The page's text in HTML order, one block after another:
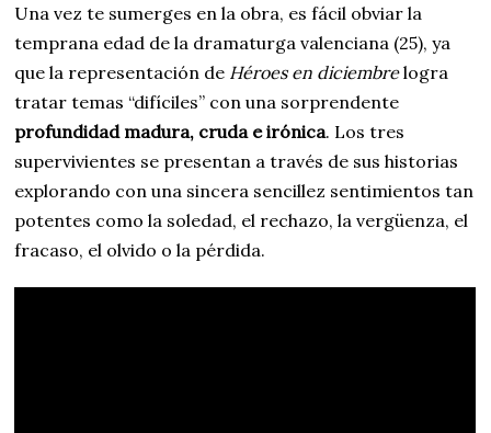
Una vez te sumerges en la obra, es fácil obviar la
temprana edad de la dramaturga valenciana (25), ya
que la representación de Héroes en diciembrelogra
tratar temas “difíciles” con una sorprendente
profundidad madura, cruda e irónica. Los tres
supervivientes se presentan a través de sus historias
explorando con una sincera sencillez sentimientos tan
potentes como la soledad, el rechazo, la vergüenza, el
fracaso, el olvido o la pérdida.